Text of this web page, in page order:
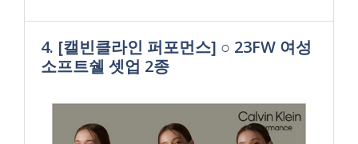
4. [캘빈클라인 퍼포먼스] ○ 23FW 여성
소프트쉘 셋업 2종